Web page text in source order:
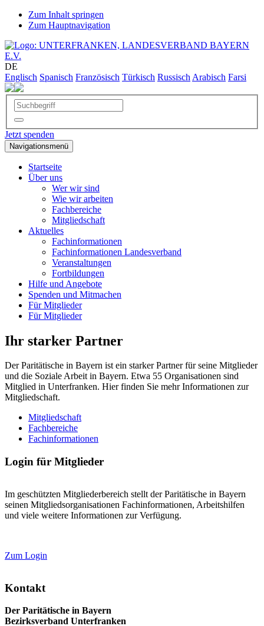
Zum Inhalt springen
Zum Hauptnavigation
DE
Englisch Spanisch Französisch Türkisch Russisch Arabisch Farsi
Jetzt spenden
Navigationsmenü
Startseite
Über uns
Wer wir sind
Wie wir arbeiten
Fachbereiche
Mitgliedschaft
Aktuelles
Fachinformationen
Fachinformationen Landesverband
Veranstaltungen
Fortbildungen
Hilfe und Angebote
Spenden und Mitmachen
Für Mitglieder
Für Mitglieder
Ihr starker Partner
Der Paritätische in Bayern ist ein starker Partner für seine Mitglieder
und die Soziale Arbeit in Bayern. Etwa 55 Organisationen sind
Mitglied in Unterfranken. Hier finden Sie mehr Informationen zur
Mitgliedschaft.
Mitgliedschaft
Fachbereiche
Fachinformationen
Login für Mitglieder
Im geschützten Mitgliederbereich stellt der Paritätische in Bayern
seinen Mitgliedsorganisationen Fachinformationen, Arbeitshilfen
und viele weitere Informationen zur Verfügung.
Zum Login
Kontakt
Der Paritätische in Bayern
Bezirksverband Unterfranken